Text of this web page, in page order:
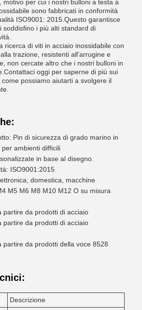
motivo per cui i nostri bulloni a testa a
sono fabbricati in conformità
ISO9001: 2015.Questo garantisce
soddisfino i più alti standard di
ricerca di viti in acciaio inossidabile con
trazione, resistenti all'arrugine e
non cercate altro che i nostri bulloni in
oggi per saperne di più sui
possiamo aiutarti a svolgere il
Pin di sicurezza di grado marino in
ambienti difficili
in base al disegno.
ISO9001:2015
domestica, macchine
M5 M6 M8 M10 M12 O su misura
partire da prodotti di acciaio
partire da prodotti di acciaio
partire da prodotti della voce 8528
Descrizione